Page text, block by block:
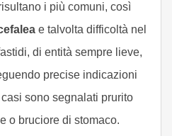
i più comuni, così
e talvolta difficoltà nel
di entità sempre lieve,
precise indicazioni
sono segnalati prurito
o bruciore di stomaco.